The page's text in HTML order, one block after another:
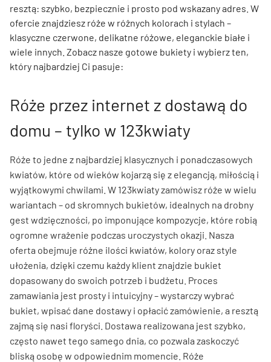
resztą: szybko, bezpiecznie i prosto pod wskazany adres. W
ofercie znajdziesz róże w różnych kolorach i stylach –
klasyczne czerwone, delikatne różowe, eleganckie białe i
wiele innych. Zobacz nasze gotowe bukiety i wybierz ten,
który najbardziej Ci pasuje:
Róże przez internet z dostawą do
domu – tylko w 123kwiaty
Róże to jedne z najbardziej klasycznych i ponadczasowych
kwiatów, które od wieków kojarzą się z elegancją, miłością i
wyjątkowymi chwilami. W 123kwiaty zamówisz róże w wielu
wariantach – od skromnych bukietów, idealnych na drobny
gest wdzięczności, po imponujące kompozycje, które robią
ogromne wrażenie podczas uroczystych okazji. Nasza
oferta obejmuje różne ilości kwiatów, kolory oraz style
ułożenia, dzięki czemu każdy klient znajdzie bukiet
dopasowany do swoich potrzeb i budżetu. Proces
zamawiania jest prosty i intuicyjny – wystarczy wybrać
bukiet, wpisać dane dostawy i opłacić zamówienie, a resztą
zajmą się nasi floryści. Dostawa realizowana jest szybko,
często nawet tego samego dnia, co pozwala zaskoczyć
bliską osobę w odpowiednim momencie. Róże